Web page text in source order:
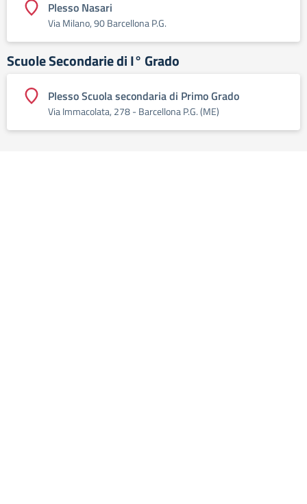
Plesso Nasari
Via Milano, 90 Barcellona P.G.
Scuole Secondarie di I° Grado
Plesso Scuola secondaria di Primo Grado
Via Immacolata, 278 - Barcellona P.G. (ME)